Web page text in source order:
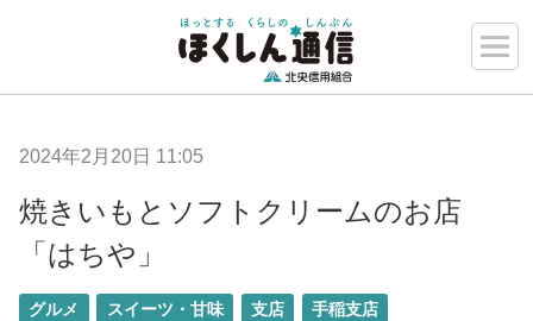
2024年2月20日 11:05
焼きいもとソフトクリームのお店
「はちや」
グルメ スイーツ・甘味 支店 手稲支店